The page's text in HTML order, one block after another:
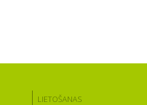
LIETOŠANAS